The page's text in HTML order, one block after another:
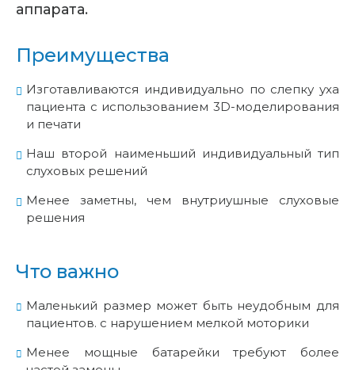
аппарата.
Преимущества
Изготавливаются индивидуально по слепку уха
пациента с использованием 3D-моделирования
и печати
Наш второй наименьший индивидуальный тип
слуховых решений
Менее заметны, чем внутриушные слуховые
решения
Что важно
Маленький размер может быть неудобным для
пациентов. с нарушением мелкой моторики
Менее мощные батарейки требуют более